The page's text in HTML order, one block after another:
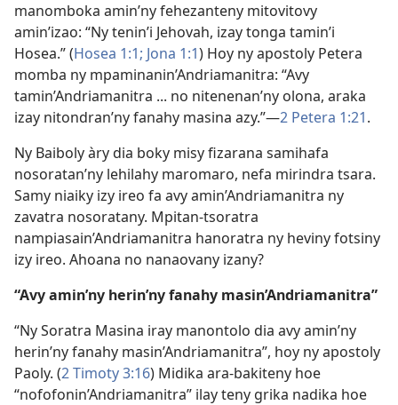
manomboka amin’ny fehezanteny mitovitovy
amin’izao: “Ny tenin’i Jehovah, izay tonga tamin’i
Hosea.” (Hosea 1:1; Jona 1:1) Hoy ny apostoly Petera
momba ny mpaminanin’Andriamanitra: “Avy
tamin’Andriamanitra ... no nitenenan’ny olona, araka
izay nitondran’ny fanahy masina azy.”—2 Petera 1:21.
Ny Baiboly àry dia boky misy fizarana samihafa
nosoratan’ny lehilahy maromaro, nefa mirindra tsara.
Samy niaiky izy ireo fa avy amin’Andriamanitra ny
zavatra nosoratany. Mpitan-tsoratra
nampiasain’Andriamanitra hanoratra ny heviny fotsiny
izy ireo. Ahoana no nanaovany izany?
“Avy amin’ny herin’ny fanahy masin’Andriamanitra”
“Ny Soratra Masina iray manontolo dia avy amin’ny
herin’ny fanahy masin’Andriamanitra”, hoy ny apostoly
Paoly. (2 Timoty 3:16) Midika ara-bakiteny hoe
“nofofonin’Andriamanitra” ilay teny grika nadika hoe